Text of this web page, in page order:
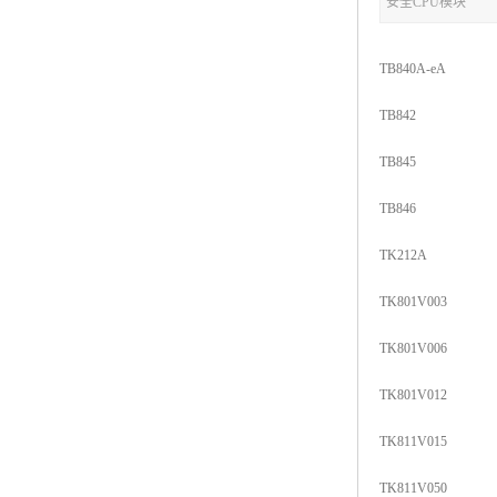
TB840A-eA
TB842
TB845
TB846
TK212A
TK801V003
TK801V006
TK801V012
TK811V015
TK811V050